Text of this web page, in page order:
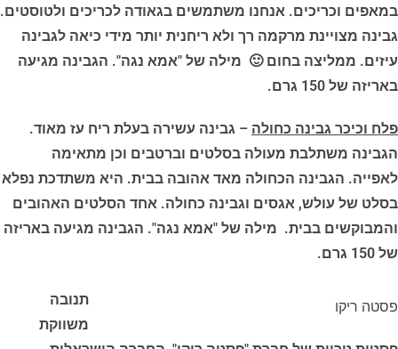
במאפים וכריכים. אנחנו משתמשים בגאודה לכריכים ולטוסטים.
גבינה מצויינת מרקמה רך ולא ריחנית יותר מידי כיאה לגבינה
עיזים. ממליצה בחום 🙂 מילה של "אמא נגה". הגבינה מגיעה
באריזה של 150 גרם.
פלח וכיכר גבינה כחולה – גבינה עשירה בעלת ריח עז מאוד.
הגבינה משתלבת מעולה בסלטים וברטבים וכן מתאימה
לאפייה. הגבינה הכחולה מאד אהובה בבית. היא משתדכת נפלא
בסלט של עולש, אגסים וגבינה כחולה. אחד הסלטים האהובים
והמבוקשים בבית. מילה של "אמא נגה". הגבינה מגיעה באריזה
של 150 גרם.
פסטה ריקו
תנובה
משווקת